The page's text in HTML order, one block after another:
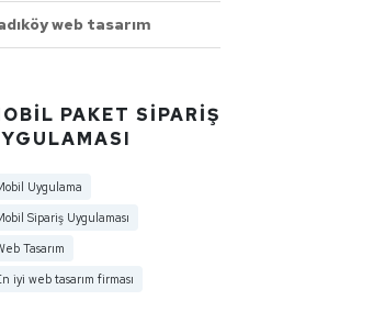
web tasarım
PAKET SIPARIŞ
Uygulama
Sipariş Uygulaması
Tasarım
iyi web tasarım firması